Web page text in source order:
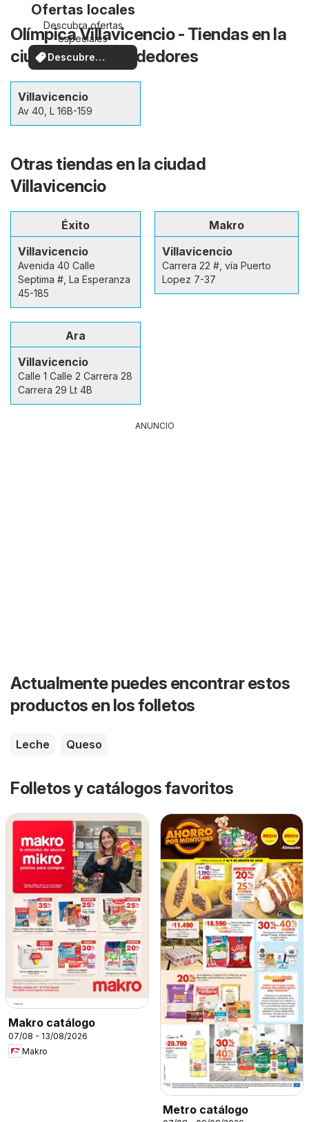
Ofertas locales
Descubra ofertas
especiales
Descubre
ofertas
Olímpica Villavicencio - Tiendas en la
ciudad y sus alrededores
Villavicencio
Av 40, L 16B-159
Otras tiendas en la ciudad
Villavicencio
Éxito
Villavicencio
Avenida 40 Calle
Septima #, La Esperanza
45-185
Makro
Villavicencio
Carrera 22 #, vía Puerto
Lopez 7-37
Ara
Villavicencio
Calle 1 Calle 2 Carrera 28
Carrera 29 Lt 4B
ANUNCIO
Actualmente puedes encontrar estos
productos en los folletos
Leche Queso
Folletos y catálogos favoritos
Makro catálogo
07/08 - 13/08/2026
Makro
Metro catálogo